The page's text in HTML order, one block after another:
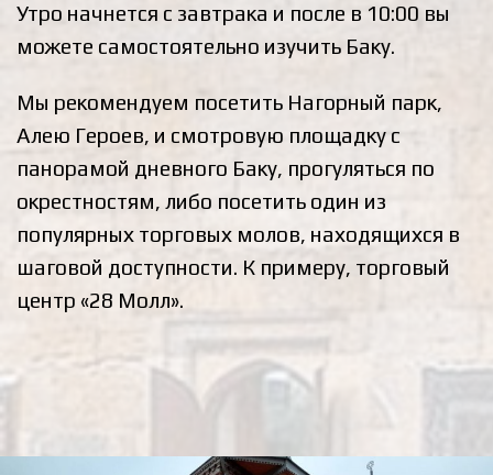
Утро начнется с завтрака и после в 10:00 вы
можете самостоятельно изучить Баку.
Мы рекомендуем посетить Нагорный парк,
Алею Героев, и смотровую площадку с
панорамой дневного Баку, прогуляться по
окрестностям, либо посетить один из
популярных торговых молов, находящихся в
шаговой доступности. К примеру, торговый
центр «28 Молл».